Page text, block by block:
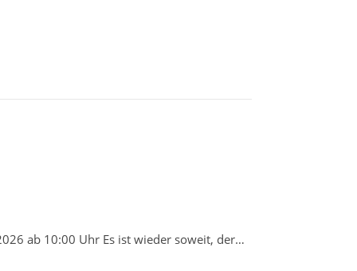
ab 10:00 Uhr Es ist wieder soweit, der…